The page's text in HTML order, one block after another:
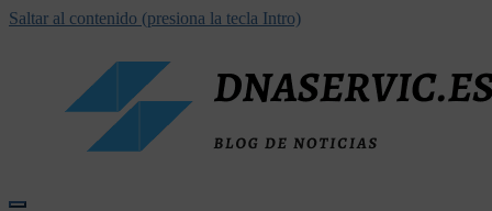
Saltar al contenido (presiona la tecla Intro)